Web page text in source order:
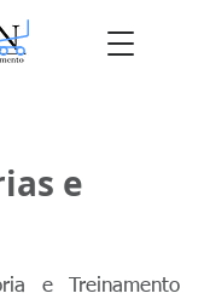
e
e Treinamento